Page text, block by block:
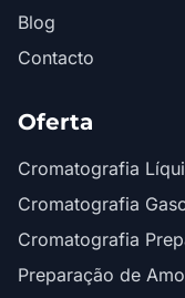
Blog
Contacto
Oferta
Cromatografia
Cromatografia
Cromatografia
Preparação de